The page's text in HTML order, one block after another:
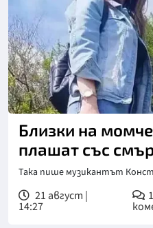
Близки на
плашат със
Така пише музикантът
21 август |
14:27
1